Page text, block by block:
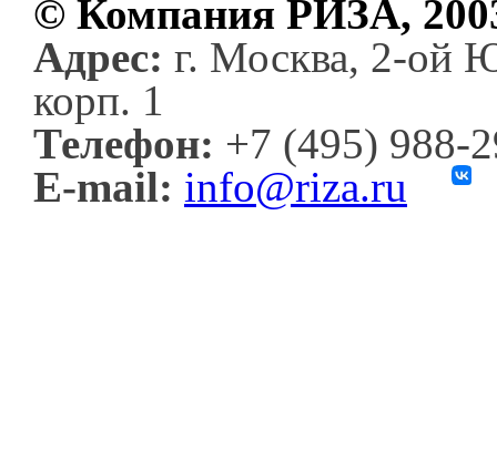
© Компания РИЗА,
Адрес: г. Москва, 2-ой
корп. 1
Телефон: +7 (495) 988-
E-mail: info@riza.ru